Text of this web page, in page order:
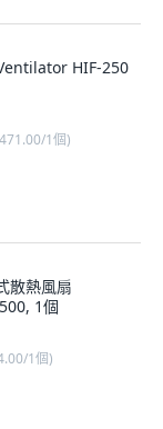
HIF-250
1個)
散熱風扇
1個
1個)